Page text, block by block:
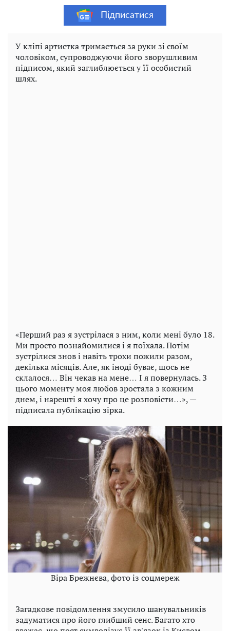
Підписатися
У кліпі артистка тримається за руки зі своїм
чоловіком, супроводжуючи його зворушливим
підписом, який заглиблюється у її особистий
шлях.
«Перший раз я зустрілася з ним, коли мені було 18.
Ми просто познайомилися і я поїхала. Потім
зустрілися знов і навіть трохи пожили разом,
декілька місяців. Але, як іноді буває, щось не
склалося… Він чекав на мене… І я повернулась. З
цього моменту моя любов зростала з кожним
днем, і нарешті я хочу про це розповісти…», —
підписала публікацію зірка.
Віра Брежнєва, фото із соцмереж
Загадкове повідомлення змусило шанувальників
задуматися про його глибший сенс. Багато хто